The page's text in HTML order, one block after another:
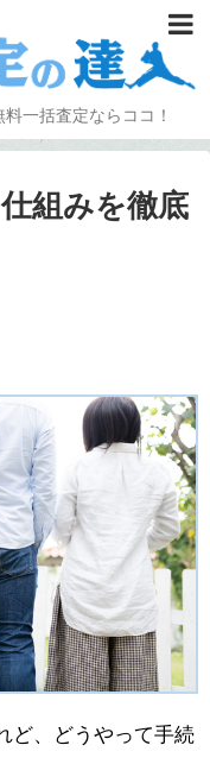
一括査定ならココ！
組みを徹底
ど、どうやって手続